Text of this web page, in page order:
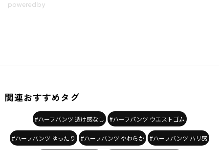
関連おすすめタグ
#ハーフパンツ 透け感なし #ハーフパンツ ウエストゴム
#ハーフパンツ ゆったり #ハーフパンツ やわらか #ハーフパンツ ハリ感